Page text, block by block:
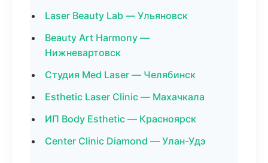
Laser Beauty Lab — Ульяновск
Beauty Art Harmony —
Нижневартовск
Студия Med Laser — Челябинск
Esthetic Laser Clinic — Махачкала
ИП Body Esthetic — Красноярск
Center Clinic Diamond — Улан-Удэ